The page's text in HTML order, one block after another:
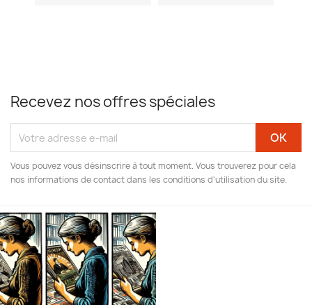
Recevez nos offres spéciales
Vous pouvez vous désinscrire à tout moment. Vous trouverez pour cela
nos informations de contact dans les conditions d'utilisation du site.